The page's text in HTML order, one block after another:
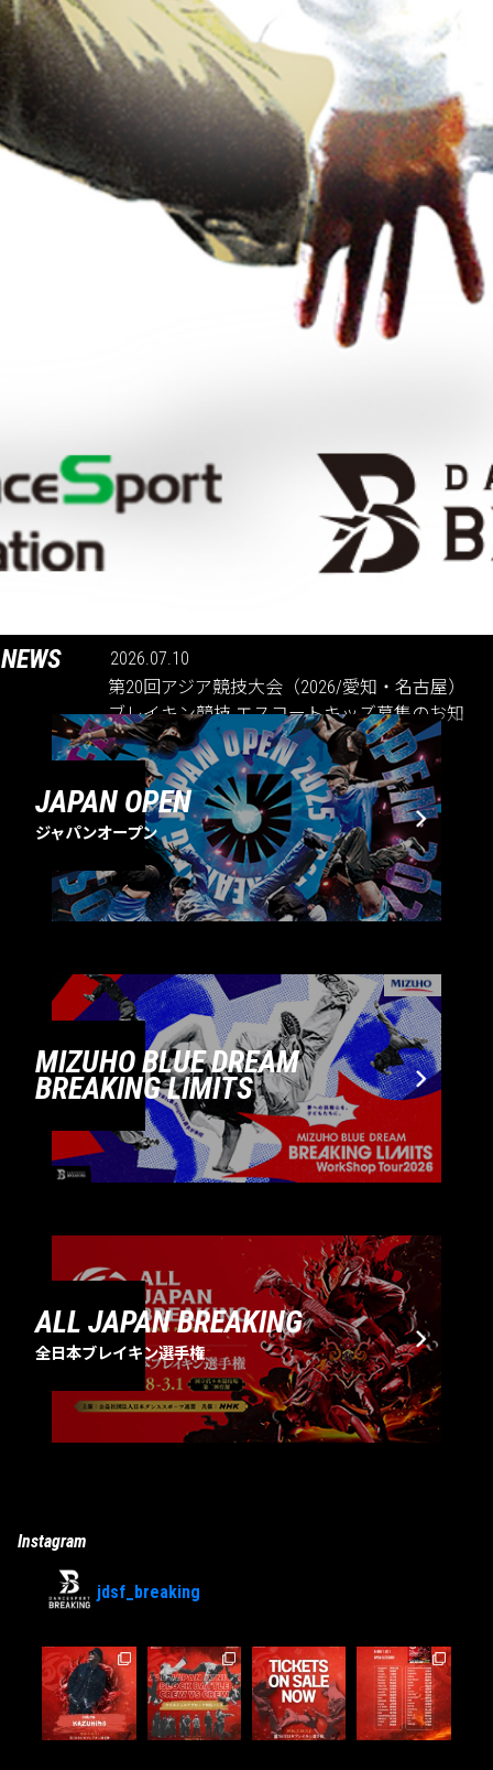
NEWS
2026.07.10
第20回アジア競技大会（2026/愛知・名古屋）
ブレイキン競技 エスコートキッズ募集のお知
らせ
JAPAN OPEN
ジャパンオープン
MIZUHO BLUE DREAM
BREAKING LIMITS
ALL JAPAN BREAKING
全日本ブレイキン選手権
Instagram
jdsf_breaking